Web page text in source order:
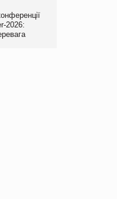
2026: